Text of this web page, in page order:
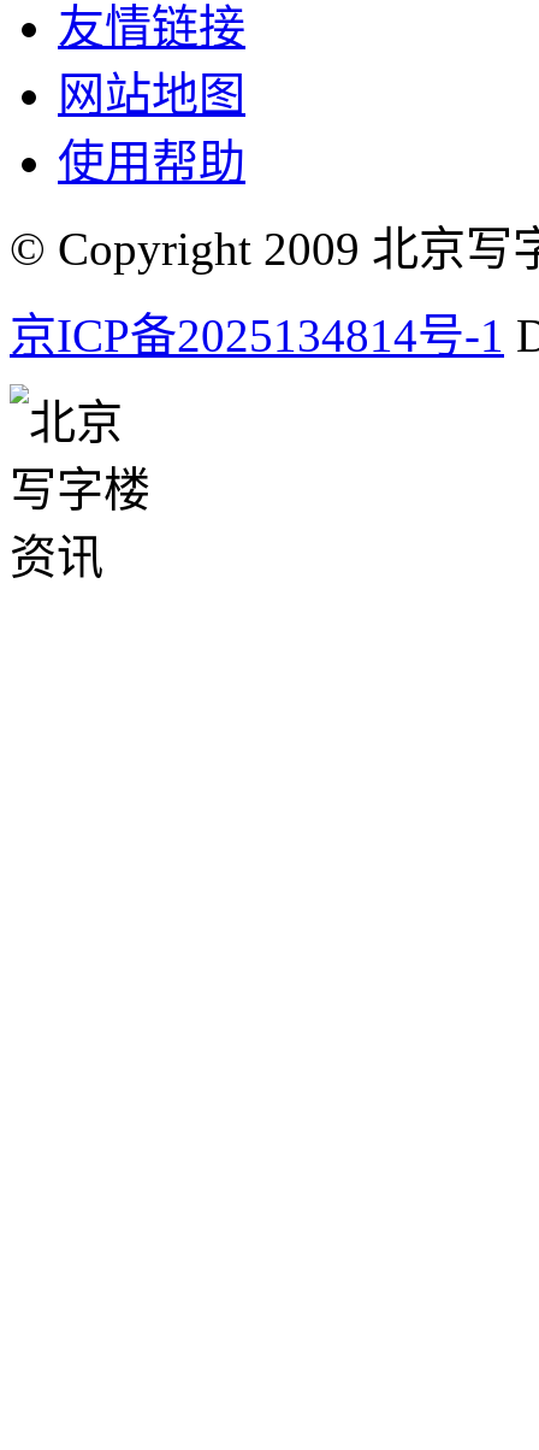
友情链接
网站地图
使用帮助
© Copyright 2009 北京写
京ICP备2025134814号-1